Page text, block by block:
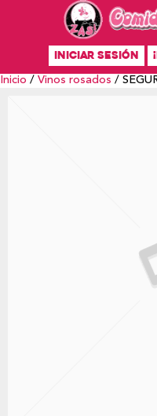
INICIAR SESIÓN
Inicio / Vinos rosados /